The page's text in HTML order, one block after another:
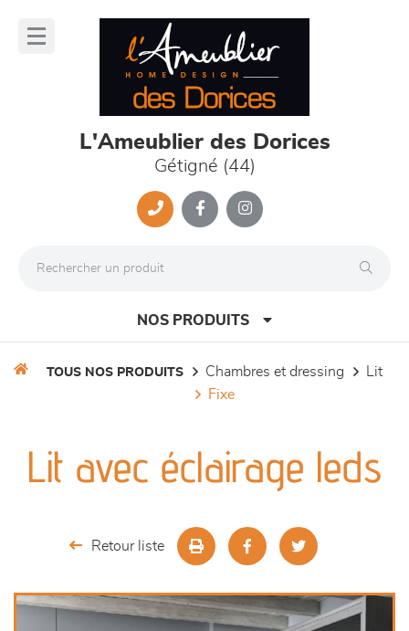
L'Ameublier des Dorices
Gétigné (44)
NOS PRODUITS
séjours
chambres et dressing
TOUS NOS PRODUITS chambres et dressing
lit
fixe
Lit avec éclairage leds
Retour liste